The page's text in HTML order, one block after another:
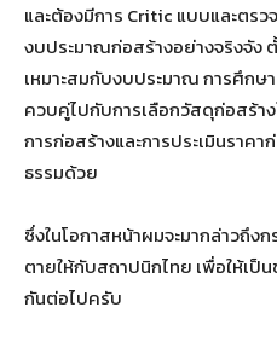
และต้องมีการ Critic แบบและตร
งบประมาณก่อสร้างอย่างจริงจัง
เหมาะสมกับงบประมาณ การศึกษ
ควบคู่ไปกับการเลือกวัสดุก่อสร้า
การก่อสร้างและการประเมินราค
ธรรมด้วย
ซึ่งในโอกาสหน้าผมจะมากล่าวถึง
ตายให้กับสถาปนิกไทย เพื่อให้เป็
กันต่อไปครับ